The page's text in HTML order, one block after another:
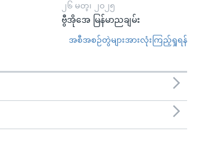
၂၆ မတ္၊ ၂၀၂၅
ဗွီအိုအေ မြန်မာညချမ်း
အစီအစဉ်တွဲများအားလုံးကြည့်ရှုရန်